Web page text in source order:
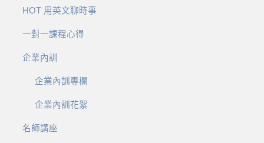
HOT 用英文聊時事
一對一課程心得
企業內訓
企業內訓專欄
企業內訓花絮
名師講座